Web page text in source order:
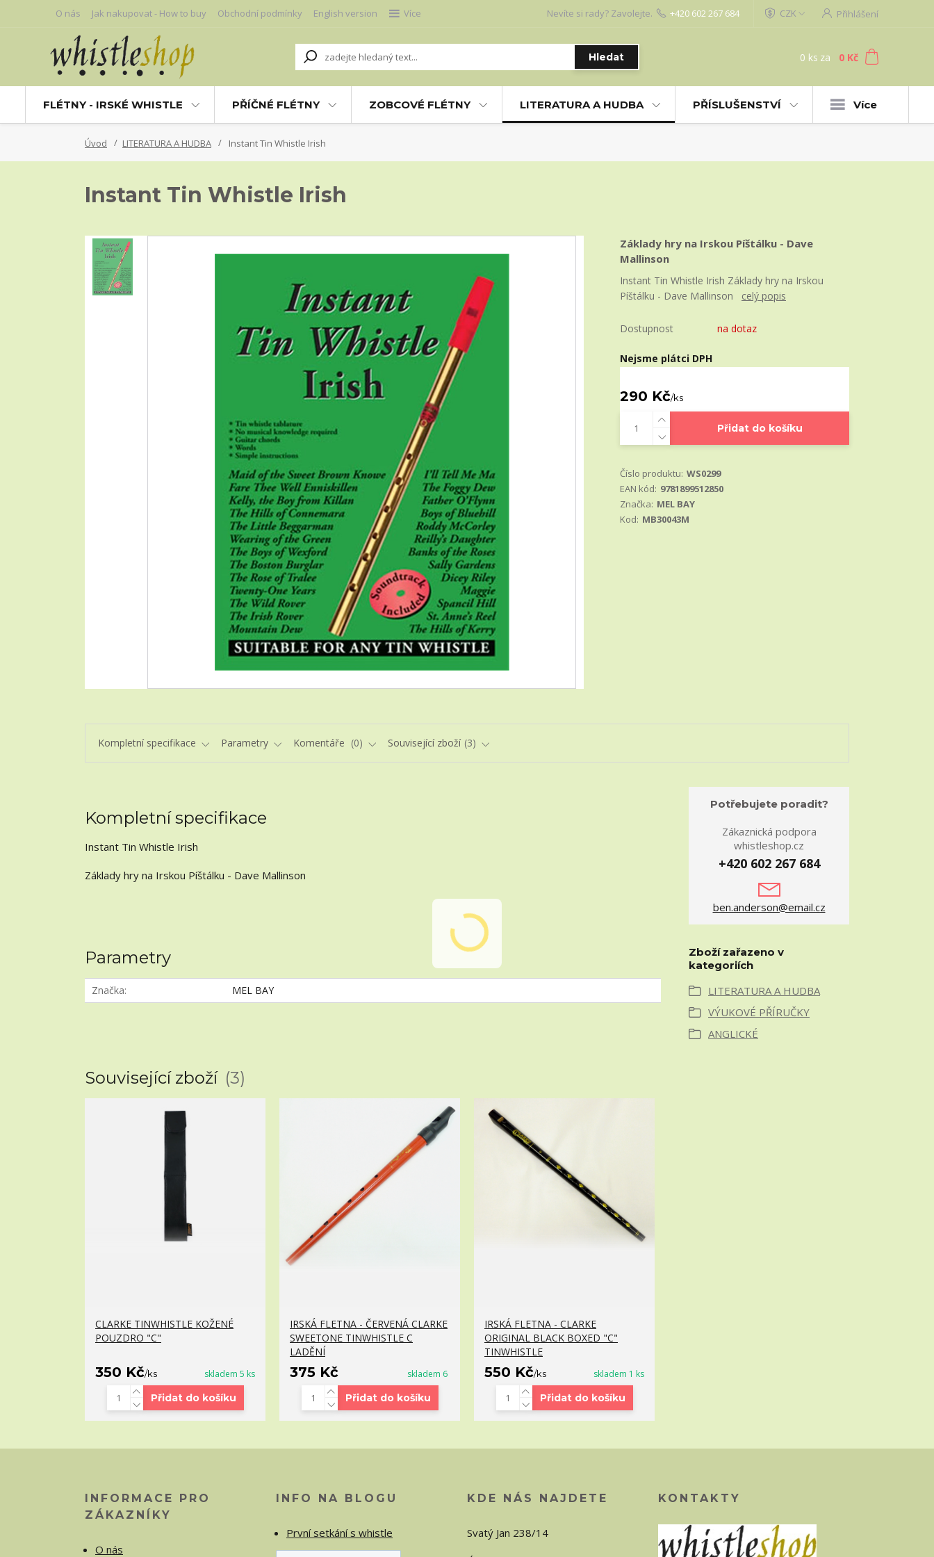
O nás Jak nakupovat - How to buy Obchodní podmínky English version Více CZK Přihlášení
Hledat
Nevíte si rady? Zavolejte. +420 602 267 684
0 ks za 0 Kč
FLÉTNY - IRSKÉ WHISTLE PŘÍČNÉ FLÉTNY ZOBCOVÉ FLÉTNY LITERATURA A HUDBA PŘÍSLUŠENSTVÍ Více
Úvod LITERATURA A HUDBA Instant Tin Whistle Irish
Instant Tin Whistle Irish
Základy hry na Irskou Píštálku - Dave
Mallinson
Instant Tin Whistle Irish Základy hry na Irskou
Píštálku - Dave Mallinson celý popis
Dostupnost na dotaz
Nejsme plátci DPH
290 Kč/ks
Přidat do košíku
Číslo produktu: WS0299
EAN kód: 9781899512850
Značka: MEL BAY
Kod: MB30043M
Kompletní specifikace Parametry Komentáře 0 Související zboží 3
Kompletní specifikace
Instant Tin Whistle Irish
Základy hry na Irskou Píštálku - Dave Mallinson
Parametry
Značka MEL BAY
Potřebujete poradit?
Zákaznická podpora
whistleshop.cz
+420 602 267 684
ben.anderson@email.cz
Zboží zařazeno v
kategoriích
LITERATURA A HUDBA
VÝUKOVÉ PŘÍRUČKY
ANGLICKÉ
Související zboží 3
CLARKE TINWHISTLE KOŽENÉ
POUZDRO "C"
350 Kč/ks skladem 5 ks
Přidat do košíku
IRSKÁ FLETNA - ČERVENÁ CLARKE
SWEETONE TINWHISTLE C
LADĚNÍ
375 Kč skladem 6
Přidat do košíku
IRSKÁ FLETNA - CLARKE
ORIGINAL BLACK BOXED "C"
TINWHISTLE
550 Kč/ks skladem 1 ks
Přidat do košíku
INFORMACE PRO
ZÁKAZNÍKY
O nás
INFO NA BLOGU
První setkání s whistle
KDE NÁS NAJDETE
Svatý Jan 238/14
KONTAKTY